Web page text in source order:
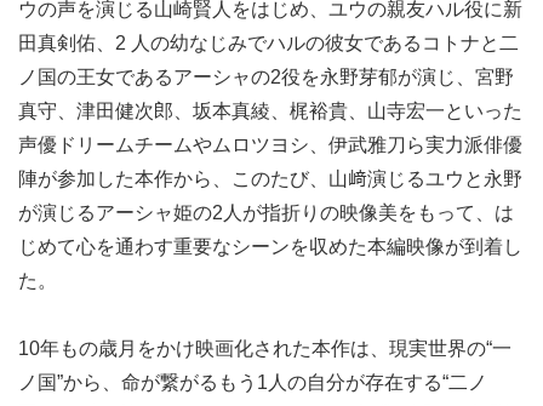
ウの声を演じる山崎賢人をはじめ、ユウの親友ハル役に新
田真剣佑、2 人の幼なじみでハルの彼女であるコトナと二
ノ国の王女であるアーシャの2役を永野芽郁が演じ、宮野
真守、津田健次郎、坂本真綾、梶裕貴、山寺宏一といった
声優ドリームチームやムロツヨシ、伊武雅刀ら実力派俳優
陣が参加した本作から、このたび、山﨑演じるユウと永野
が演じるアーシャ姫の2人が指折りの映像美をもって、は
じめて心を通わす重要なシーンを収めた本編映像が到着し
た。
10年もの歳月をかけ映画化された本作は、現実世界の“一
ノ国”から、命が繋がるもう1人の自分が存在する“二ノ